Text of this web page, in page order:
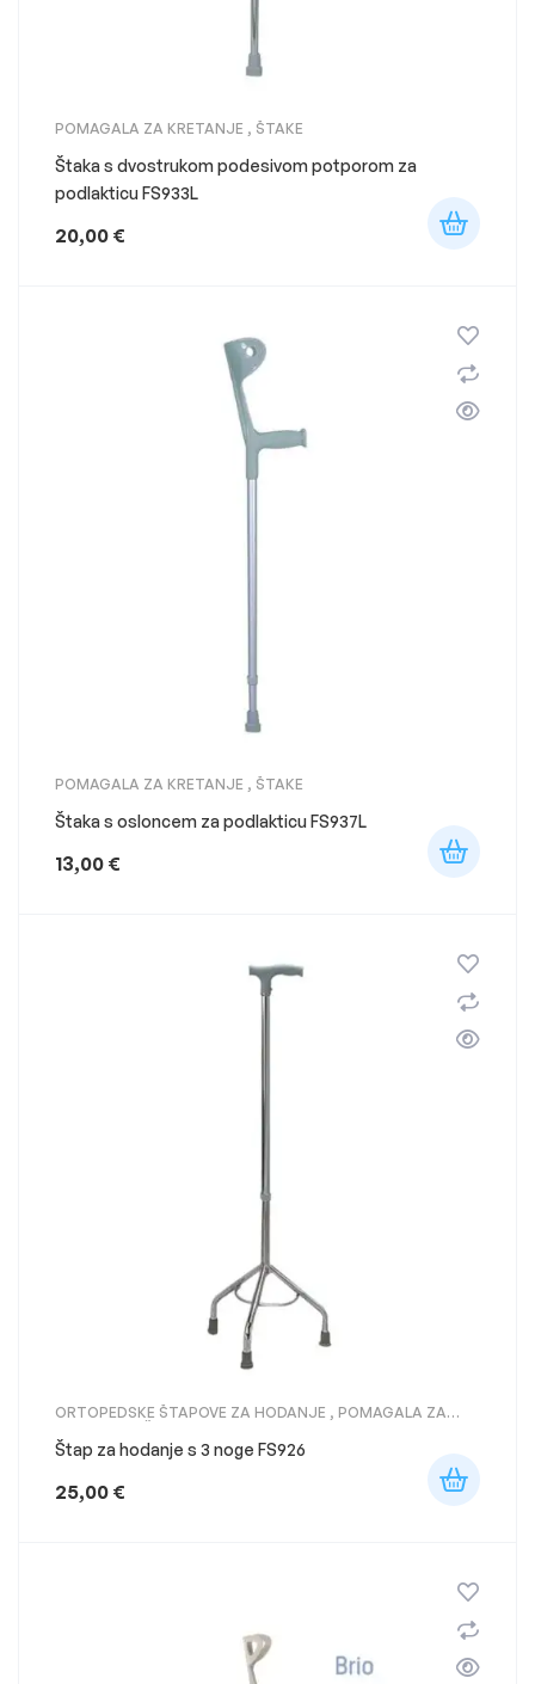
POMAGALA ZA KRETANJE , ŠTAKE
Štaka s dvostrukom podesivom potporom za
podlakticu FS933L
20,00 €
POMAGALA ZA KRETANJE , ŠTAKE
Štaka s osloncem za podlakticu FS937L
13,00 €
ORTOPEDSKE ŠTAPOVE ZA HODANJE , POMAGALA ZA
Štap za hodanje s 3 noge FS926
25,00 €